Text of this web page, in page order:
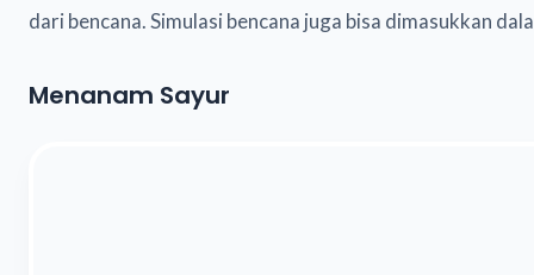
dari bencana. Simulasi bencana juga bisa dimasukkan
Menanam Sayur